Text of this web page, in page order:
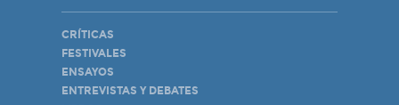
CRÍTICAS
FESTIVALES
ENSAYOS
ENTREVISTAS Y DEBATES